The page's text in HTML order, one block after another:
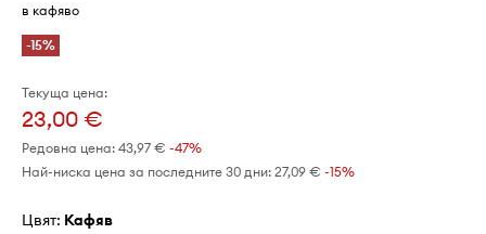
в кафяво
-15%
Текуща цена:
23,00 €
Редовна цена: 43,97 € -47%
Най-ниска цена за последните 30 дни: 27,09 € -15%
Цвят: кафяв